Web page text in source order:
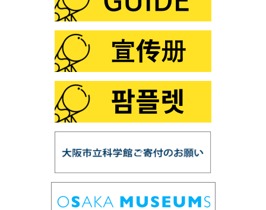
第103回 プラネタリウム「火星・土星・冥王星ツア
第102回 プラネタリウム「ファミリータイム」
第101回 この夏は「花火×化学」
第100回 プラネタリウム「銀河の世界」
第99回 プラネタリウム「星の誕生」
第98回 「スーパー磁石で大冒険」
第97回 「鉱物の結晶構造」
第95回 プラネタリウム「ロゼッタ、彗星を探査せ